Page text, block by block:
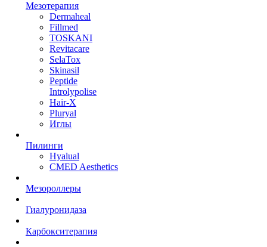
Мезотерапия
Dermaheal
Fillmed
TOSKANI
Revitacare
SelaTox
Skinasil
Peptide
Introlypolise
Hair-X
Pluryal
Иглы
Пилинги
Hyalual
CMED Aesthetics
Мезороллеры
Гиалуронидаза
Карбокситерапия